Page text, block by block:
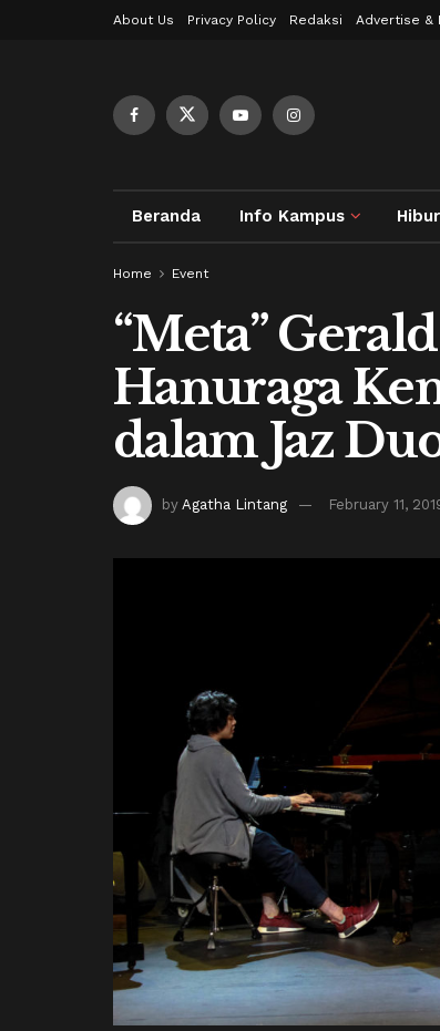
About Us Privacy Policy Redaksi Advertise &
Beranda Info Kampus
Home Event
“Meta”
Hanuraga
dalam Jaz
by Agatha Lintang February 11,